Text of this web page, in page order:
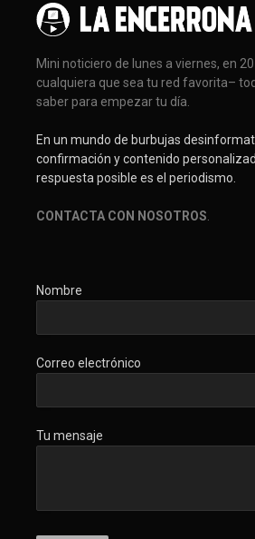
Mini noticiero de lunes a viernes, en
cualquiera que sea tu red favorita–
saber para empezar tu día.
En un mundo de burbujas
confirmación y contenido
respuesta posible es el periodismo.
CONTACTA CON NOSOTROS
Nombre
Correo electrónico
Tu mensaje